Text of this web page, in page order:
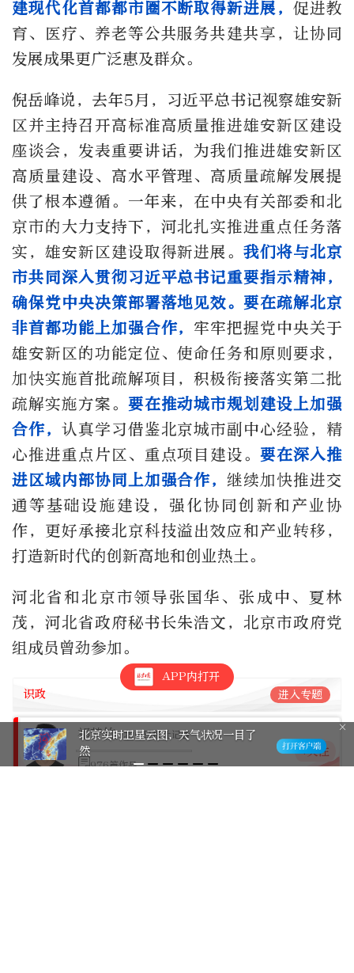
建现代化首都都市圈不断取得新进展，促进教
育、医疗、养老等公共服务共建共享，让协同
发展成果更广泛惠及群众。
倪岳峰说，去年5月，习近平总书记视察雄安新
区并主持召开高标准高质量推进雄安新区建设
座谈会，发表重要讲话，为我们推进雄安新区
高质量建设、高水平管理、高质量疏解发展提
供了根本遵循。一年来，在中央有关部委和北
京市的大力支持下，河北扎实推进重点任务落
实，雄安新区建设取得新进展。我们将与北京
市共同深入贯彻习近平总书记重要指示精神，
确保党中央决策部署落地见效。要在疏解北京
非首都功能上加强合作， 牢牢把握党中央关于
雄安新区的功能定位、使命任务和原则要求，
加快实施首批疏解项目，积极衔接落实第二批
疏解实施方案。 要在推动城市规划建设上加强
合作， 认真学习借鉴北京城市副中心经验，精
心推进重点片区、重点项目建设。 要在深入推
进区域内部协同上加强合作，继续加快推进交
通等基础设施建设，强化协同创新和产业协
作，更好承接北京科技溢出效应和产业转移，
打造新时代的创新高地和创业热土。
河北省和北京市领导张国华、张成中、夏林
茂，河北省政府秘书长朱浩文，北京市政府党
组成员曾劲参加。
识政 进入专题
祁梦竹 北京日报社记者
976篇作品
+关注
APP内打开
北京实时卫星云图，天气状况一目了
然